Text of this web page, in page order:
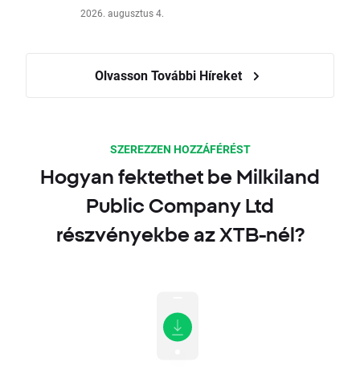
2026. augusztus 4.
Olvasson További Híreket
SZEREZZEN HOZZÁFÉRÉST
Hogyan fektethet be Milkiland
Public Company Ltd
részvényekbe az XTB-nél?